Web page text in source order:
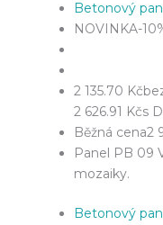
Betonový
NOVINKA-
2 135.70 Kč
2 626.91 Kčs
Běžná cena2
Panel PB 09
mozaiky.
Betonový